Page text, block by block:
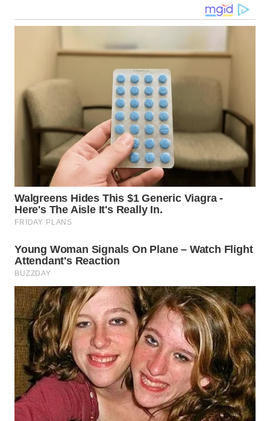
KALTENG
WN
KALSEL
KALTIM
WN
SULSEL
GORONTALO
SULUT
WN
MALUKU
WN
MALUT
WN